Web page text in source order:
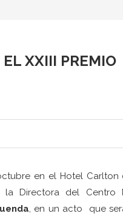
XXIII PREMIO
en el Hotel Carlton
Directora del Centro
, en un acto que